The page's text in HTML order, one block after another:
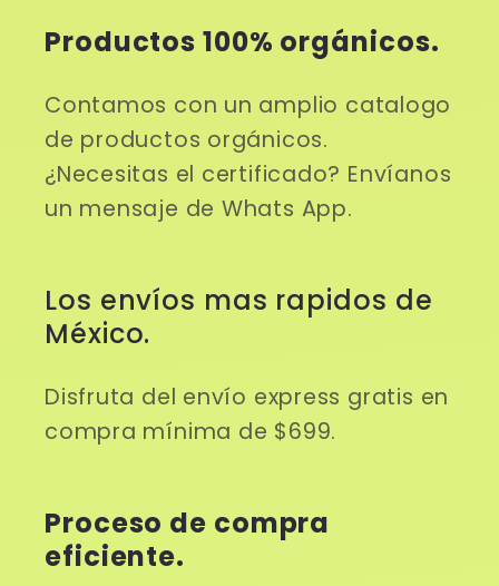
Productos 100% orgánicos.
Contamos con un amplio catalogo
de productos orgánicos.
¿Necesitas el certificado? Envíanos
un mensaje de Whats App.
Los envíos mas rapidos de
México.
Disfruta del envío express gratis en
compra mínima de $699.
Proceso de compra
eficiente.